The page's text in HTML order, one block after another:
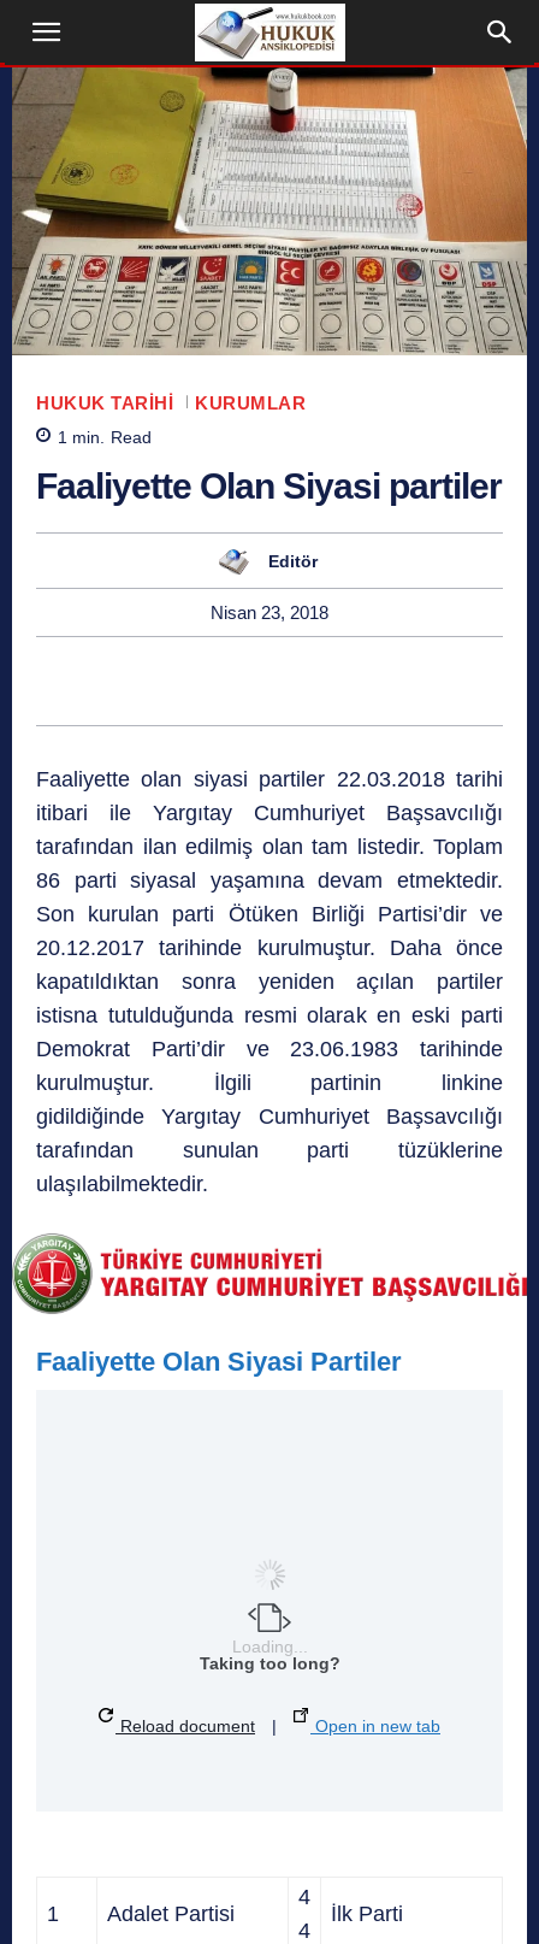
HUKUK TARIHI KURUMLAR
1 min. Read
Faaliyette Olan Siyasi partiler
Editör
Nisan 23, 2018
Faaliyette olan siyasi partiler 22.03.2018 tarihi
itibari ile Yargıtay Cumhuriyet Başsavcılığı
tarafından ilan edilmiş olan tam listedir. Toplam
86 parti siyasal yaşamına devam etmektedir.
Son kurulan parti Ötüken Birliği Partisi’dir ve
20.12.2017 tarihinde kurulmuştur. Daha önce
kapatıldıktan sonra yeniden açılan partiler
istisna tutulduğunda resmi olarak en eski parti
Demokrat Parti’dir ve 23.06.1983 tarihinde
kurulmuştur. İlgili partinin linkine
gidildiğinde Yargıtay Cumhuriyet Başsavcılığı
tarafından sunulan parti tüzüklerine
ulaşılabilmektedir.
Faaliyette Olan Siyasi Partiler
Loading...
Taking too long?
Reload document | Open in new tab
1 Adalet Partisi
4
4
İlk Parti